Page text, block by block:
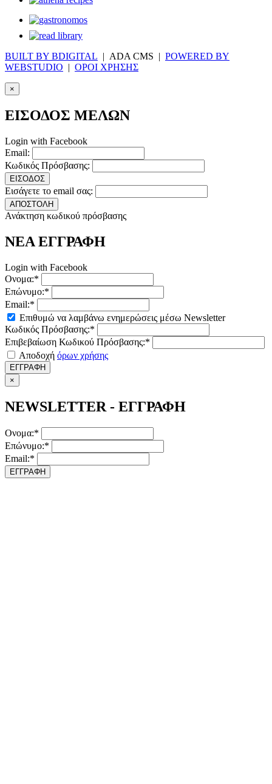
BUILT BY BDIGITAL | ADA CMS | POWERED BY
WEBSTUDIO | ΟΡΟΙ ΧΡΗΣΗΣ
×
ΕΙΣΟΔΟΣ ΜΕΛΩΝ
Login with Facebook
Email:
Κωδικός Πρόσβασης:
ΕΙΣΟΔΟΣ
Εισάγετε το email σας:
ΑΠΟΣΤΟΛΗ
Ανάκτηση κωδικού πρόσβασης
ΝΕΑ ΕΓΓΡΑΦΗ
Login with Facebook
Ονομα:*
Επώνυμο:*
Email:*
Επιθυμώ να λαμβάνω ενημερώσεις μέσω Newsletter
Κωδικός Πρόσβασης:*
Επιβεβαίωση Κωδικού Πρόσβασης:*
Αποδοχή όρων χρήσης
ΕΓΓΡΑΦΗ
×
NEWSLETTER - ΕΓΓΡΑΦΗ
Ονομα:*
Επώνυμο:*
Email:*
ΕΓΓΡΑΦΗ